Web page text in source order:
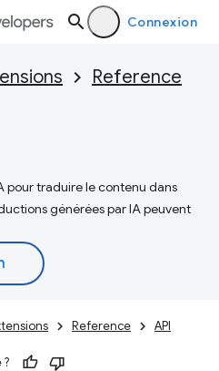
Connexion
Reference
pour traduire le contenu dans
générées par IA peuvent
Reference API